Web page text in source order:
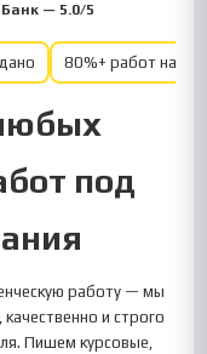
— 5.0/5
80%+ работ на
под
работу — мы
и строго
Пишем курсовые,